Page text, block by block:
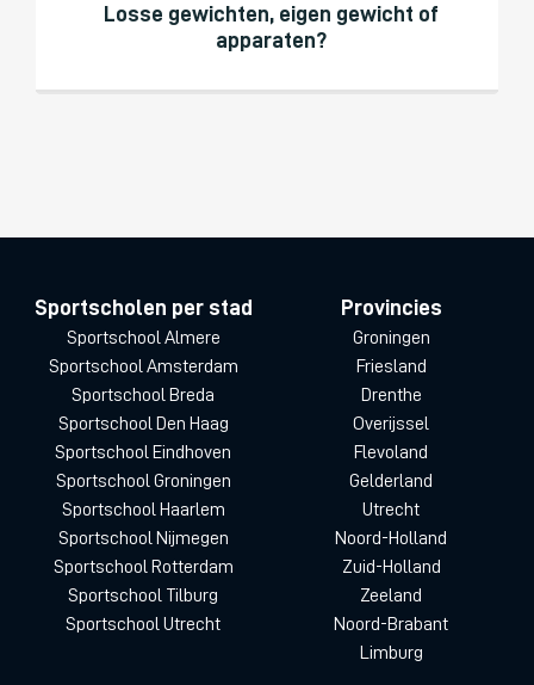
Losse gewichten, eigen gewicht of
apparaten?
Sportscholen per stad
Sportschool Almere
Sportschool Amsterdam
Sportschool Breda
Sportschool Den Haag
Sportschool Eindhoven
Sportschool Groningen
Sportschool Haarlem
Sportschool Nijmegen
Sportschool Rotterdam
Sportschool Tilburg
Sportschool Utrecht
Provincies
Groningen
Friesland
Drenthe
Overijssel
Flevoland
Gelderland
Utrecht
Noord-Holland
Zuid-Holland
Zeeland
Noord-Brabant
Limburg